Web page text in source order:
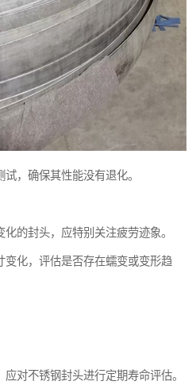
，确保其性能没有退化。
的封头，应特别关注疲劳迹象。
变化，评估是否存在蠕变或变形趋
对不锈钢封头进行定期寿命评估。